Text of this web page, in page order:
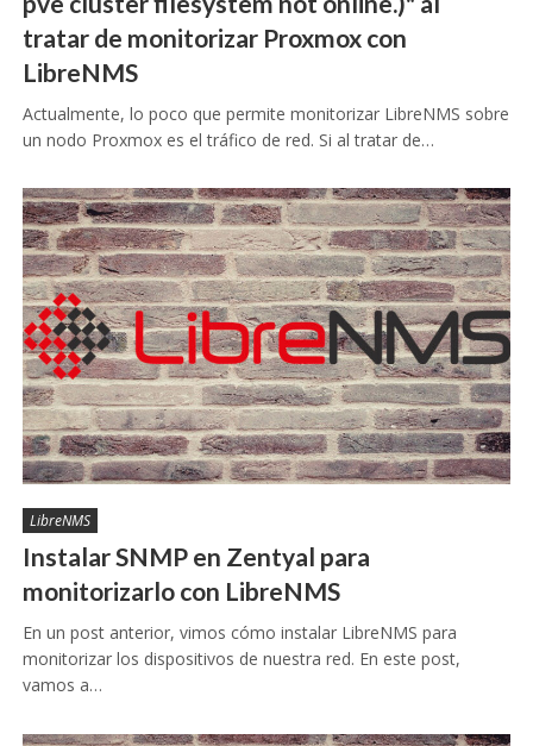
tratar de monitorizar Proxmox con
LibreNMS
Actualmente, lo poco que permite monitorizar LibreNMS sobre
un nodo Proxmox es el tráfico de red. Si al tratar de…
LibreNMS
Instalar SNMP en Zentyal para
monitorizarlo con LibreNMS
En un post anterior, vimos cómo instalar LibreNMS para
monitorizar los dispositivos de nuestra red. En este post,
vamos a…